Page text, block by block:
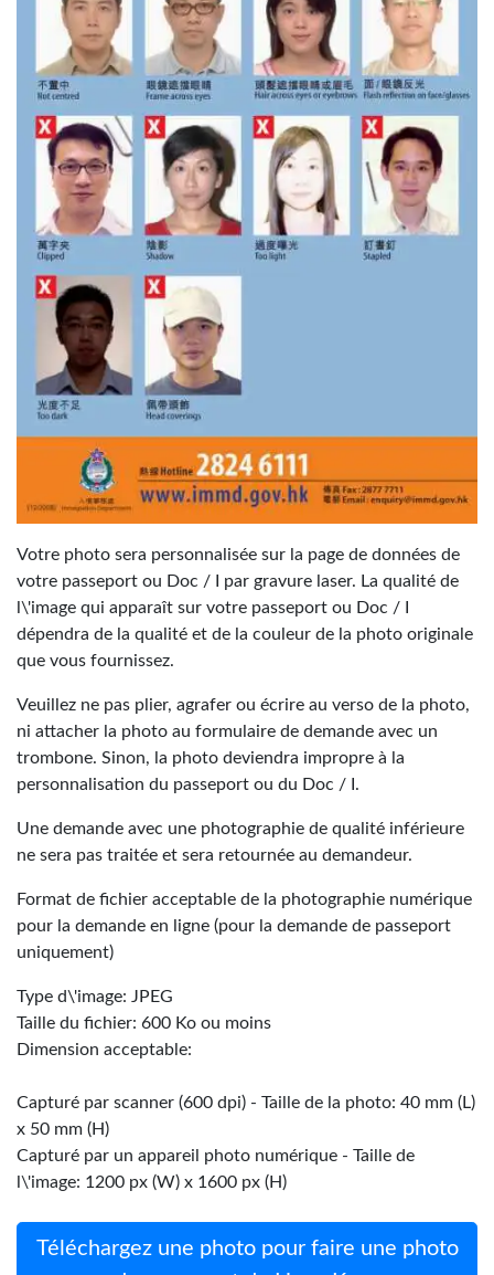
Votre photo sera personnalisée sur la page de données de
votre passeport ou Doc / I par gravure laser. La qualité de
l\'image qui apparaît sur votre passeport ou Doc / I
dépendra de la qualité et de la couleur de la photo originale
que vous fournissez.
Veuillez ne pas plier, agrafer ou écrire au verso de la photo,
ni attacher la photo au formulaire de demande avec un
trombone. Sinon, la photo deviendra impropre à la
personnalisation du passeport ou du Doc / I.
Une demande avec une photographie de qualité inférieure
ne sera pas traitée et sera retournée au demandeur.
Format de fichier acceptable de la photographie numérique
pour la demande en ligne (pour la demande de passeport
uniquement)
Type d\'image: JPEG
Taille du fichier: 600 Ko ou moins
Dimension acceptable:
Capturé par scanner (600 dpi) - Taille de la photo: 40 mm (L)
x 50 mm (H)
Capturé par un appareil photo numérique - Taille de
l\'image: 1200 px (W) x 1600 px (H)
Téléchargez une photo pour faire une photo